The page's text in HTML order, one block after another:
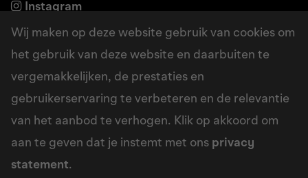
Instagram
LinkedIn
Adres
Borchwerf 6a
4704 RG Roosendaal
Google maps
Wij maken op deze website gebruik van cookies om
het gebruik van deze website en daarbuiten te
vergemakkelijken, de prestaties en
gebruikerservaring te verbeteren en de relevantie
van het aanbod te verhogen. Klik op akkoord om
aan te geven dat je instemt met ons privacy
statement.